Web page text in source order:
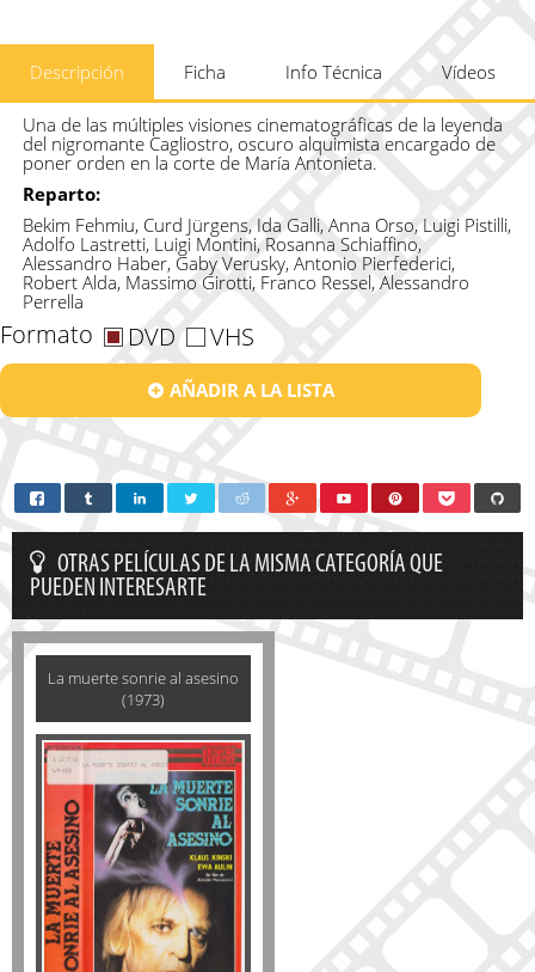
Descripción Ficha Info Técnica Vídeos
Una de las múltiples visiones cinematográficas de la leyenda
del nigromante Cagliostro, oscuro alquimista encargado de
poner orden en la corte de María Antonieta.
Reparto:
Bekim Fehmiu, Curd Jürgens, Ida Galli, Anna Orso, Luigi Pistilli,
Adolfo Lastretti, Luigi Montini, Rosanna Schiaffino,
Alessandro Haber, Gaby Verusky, Antonio Pierfederici,
Robert Alda, Massimo Girotti, Franco Ressel, Alessandro
Perrella
Formato DVD VHS
AÑADIR A LA LISTA
OTRAS PELÍCULAS DE LA MISMA CATEGORÍA QUE
PUEDEN INTERESARTE
La muerte sonrie al asesino
(1973)